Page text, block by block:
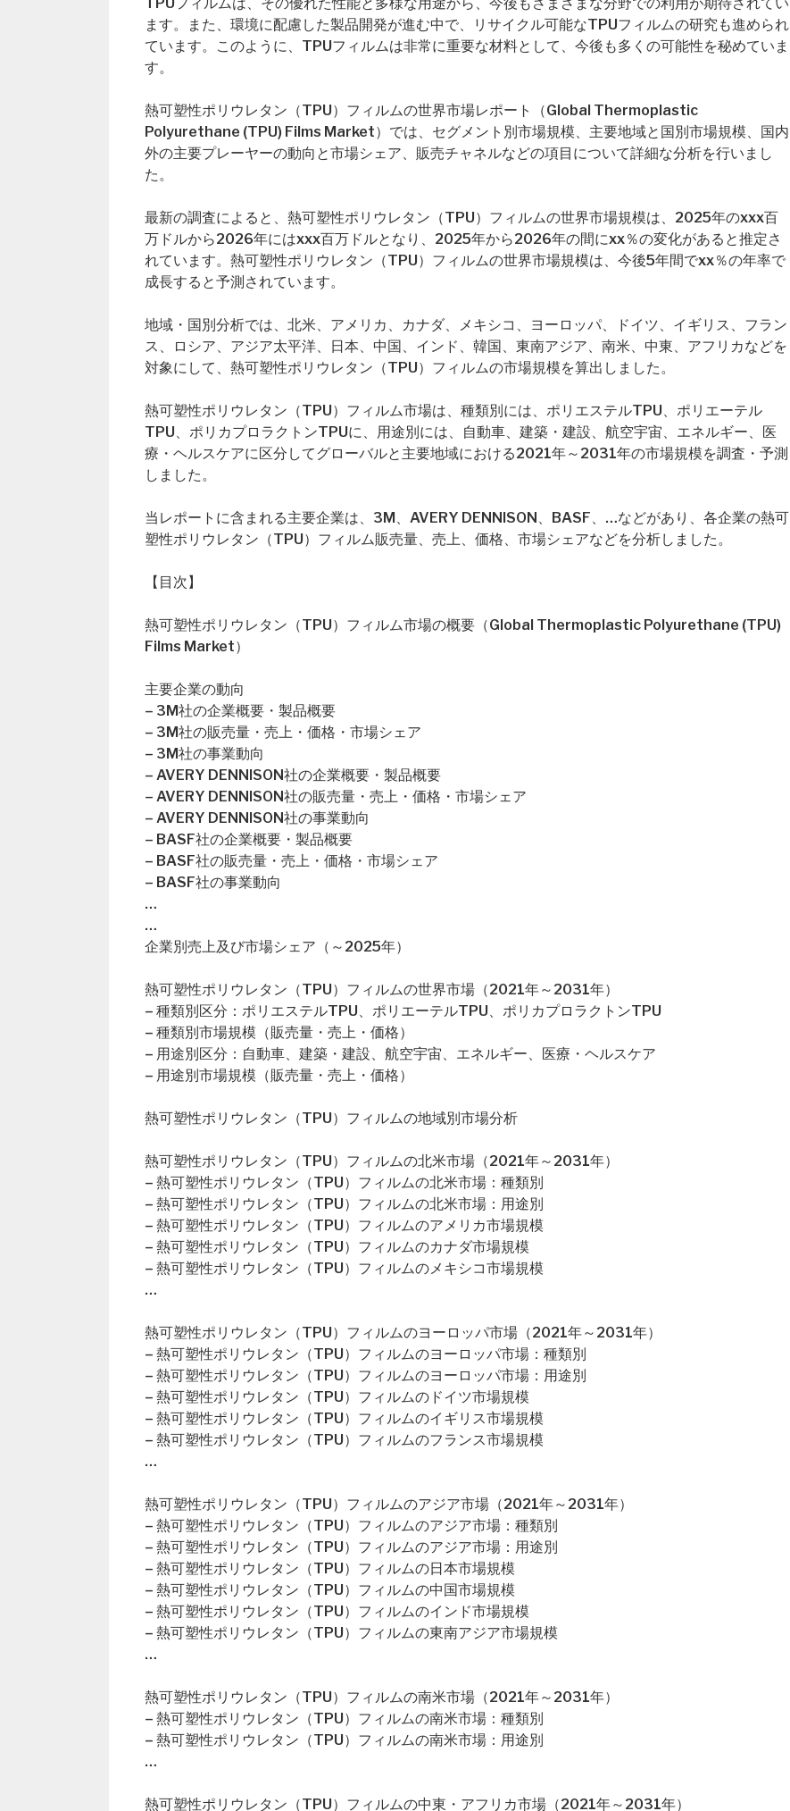
ます。また、環境に配慮した製品開発が進む中で、リサイクル可能なTPUフィルムの研究も進められ
ています。このように、TPUフィルムは非常に重要な材料として、今後も多くの可能性を秘めていま
す。
熱可塑性ポリウレタン（TPU）フィルムの世界市場レポート（Global Thermoplastic
Polyurethane (TPU) Films Market）では、セグメント別市場規模、主要地域と国別市場規模、国内
外の主要プレーヤーの動向と市場シェア、販売チャネルなどの項目について詳細な分析を行いまし
た。
最新の調査によると、熱可塑性ポリウレタン（TPU）フィルムの世界市場規模は、2025年のxxx百
万ドルから2026年にはxxx百万ドルとなり、2025年から2026年の間にxx％の変化があると推定さ
れています。熱可塑性ポリウレタン（TPU）フィルムの世界市場規模は、今後5年間でxx％の年率で
成長すると予測されています。
地域・国別分析では、北米、アメリカ、カナダ、メキシコ、ヨーロッパ、ドイツ、イギリス、フラン
ス、ロシア、アジア太平洋、日本、中国、インド、韓国、東南アジア、南米、中東、アフリカなどを
対象にして、熱可塑性ポリウレタン（TPU）フィルムの市場規模を算出しました。
熱可塑性ポリウレタン（TPU）フィルム市場は、種類別には、ポリエステルTPU、ポリエーテル
TPU、ポリカプロラクトンTPUに、用途別には、自動車、建築・建設、航空宇宙、エネルギー、医
療・ヘルスケアに区分してグローバルと主要地域における2021年～2031年の市場規模を調査・予測
しました。
当レポートに含まれる主要企業は、3M、AVERY DENNISON、BASF、…などがあり、各企業の熱可
塑性ポリウレタン（TPU）フィルム販売量、売上、価格、市場シェアなどを分析しました。
【目次】
熱可塑性ポリウレタン（TPU）フィルム市場の概要（Global Thermoplastic Polyurethane (TPU)
Films Market）
主要企業の動向
– 3M社の企業概要・製品概要
– 3M社の販売量・売上・価格・市場シェア
– 3M社の事業動向
– AVERY DENNISON社の企業概要・製品概要
– AVERY DENNISON社の販売量・売上・価格・市場シェア
– AVERY DENNISON社の事業動向
– BASF社の企業概要・製品概要
– BASF社の販売量・売上・価格・市場シェア
– BASF社の事業動向
…
…
企業別売上及び市場シェア（～2025年）
熱可塑性ポリウレタン（TPU）フィルムの世界市場（2021年～2031年）
– 種類別区分：ポリエステルTPU、ポリエーテルTPU、ポリカプロラクトンTPU
– 種類別市場規模（販売量・売上・価格）
– 用途別区分：自動車、建築・建設、航空宇宙、エネルギー、医療・ヘルスケア
– 用途別市場規模（販売量・売上・価格）
熱可塑性ポリウレタン（TPU）フィルムの地域別市場分析
熱可塑性ポリウレタン（TPU）フィルムの北米市場（2021年～2031年）
– 熱可塑性ポリウレタン（TPU）フィルムの北米市場：種類別
– 熱可塑性ポリウレタン（TPU）フィルムの北米市場：用途別
– 熱可塑性ポリウレタン（TPU）フィルムのアメリカ市場規模
– 熱可塑性ポリウレタン（TPU）フィルムのカナダ市場規模
– 熱可塑性ポリウレタン（TPU）フィルムのメキシコ市場規模
…
熱可塑性ポリウレタン（TPU）フィルムのヨーロッパ市場（2021年～2031年）
– 熱可塑性ポリウレタン（TPU）フィルムのヨーロッパ市場：種類別
– 熱可塑性ポリウレタン（TPU）フィルムのヨーロッパ市場：用途別
– 熱可塑性ポリウレタン（TPU）フィルムのドイツ市場規模
– 熱可塑性ポリウレタン（TPU）フィルムのイギリス市場規模
– 熱可塑性ポリウレタン（TPU）フィルムのフランス市場規模
…
熱可塑性ポリウレタン（TPU）フィルムのアジア市場（2021年～2031年）
– 熱可塑性ポリウレタン（TPU）フィルムのアジア市場：種類別
– 熱可塑性ポリウレタン（TPU）フィルムのアジア市場：用途別
– 熱可塑性ポリウレタン（TPU）フィルムの日本市場規模
– 熱可塑性ポリウレタン（TPU）フィルムの中国市場規模
– 熱可塑性ポリウレタン（TPU）フィルムのインド市場規模
– 熱可塑性ポリウレタン（TPU）フィルムの東南アジア市場規模
…
熱可塑性ポリウレタン（TPU）フィルムの南米市場（2021年～2031年）
– 熱可塑性ポリウレタン（TPU）フィルムの南米市場：種類別
– 熱可塑性ポリウレタン（TPU）フィルムの南米市場：用途別
…
熱可塑性ポリウレタン（TPU）フィルムの中東・アフリカ市場（2021年～2031年）